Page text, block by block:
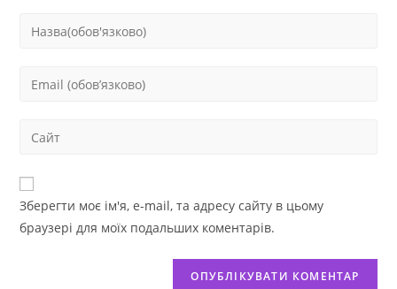
Зберегти моє ім'я, e-mail, та адресу сайту в цьому
браузері для моїх подальших коментарів.